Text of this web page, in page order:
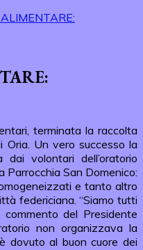
terminata la raccolta
Oria. Un vero successo la
volontari dell’oratorio
Parrocchia San Domenico:
e tanto altro
federiciana. “Siamo tutti
del Presidente
non organizzava la
dovuto al buon cuore dei